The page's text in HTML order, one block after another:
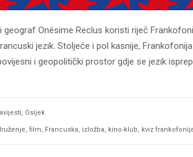
Onésime Reclus koristi riječ
jezik. Stoljeće i pol kasnije,
i geopolitički prostor gdje se jezik
, Osijek
, film, Francuska, izložba, kino-klub, kviz frankofonija